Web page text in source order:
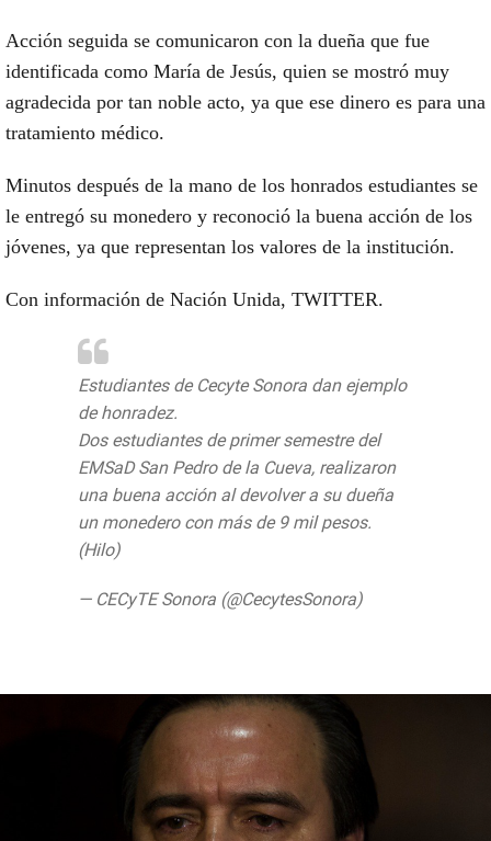
Acción seguida se comunicaron con la dueña que fue
identificada como María de Jesús, quien se mostró muy
agradecida por tan noble acto, ya que ese dinero es para una
tratamiento médico.
Minutos después de la mano de los honrados estudiantes se
le entregó su monedero y reconoció la buena acción de los
jóvenes, ya que representan los valores de la institución.
Con información de Nación Unida, TWITTER.
Estudiantes de Cecyte Sonora dan ejemplo
de honradez.
Dos estudiantes de primer semestre del
EMSaD San Pedro de la Cueva, realizaron
una buena acción al devolver a su dueña
un monedero con más de 9 mil pesos.
(Hilo)
— CECyTE Sonora (@CecytesSonora)